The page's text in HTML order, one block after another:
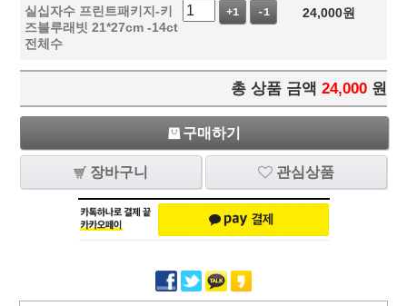
실십자수 프린트패키지-키
즈블루래빗 21*27cm -14ct
전체수
+1 -1 24,000원
총 상품 금액 24,000 원
구매하기
장바구니 관심상품